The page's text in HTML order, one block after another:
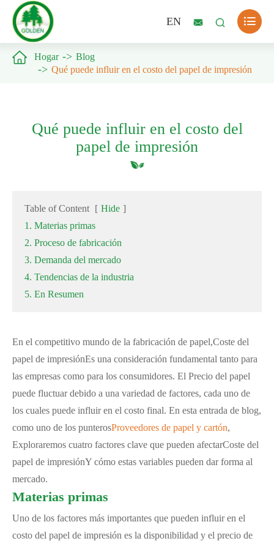
EN   
 Hogar
Blog
Qué puede influir en el costo del papel de impresión
Qué puede influir en el costo del
papel de impresión
Table of Content [ Hide ]
1. Materias primas
2. Proceso de fabricación
3. Demanda del mercado
4. Tendencias de la industria
5. En Resumen
En el competitivo mundo de la fabricación de papel,Coste del
papel de impresiónEs una consideración fundamental tanto para
las empresas como para los consumidores. El Precio del papel
puede fluctuar debido a una variedad de factores, cada uno de
los cuales puede influir en el costo final. En esta entrada de blog,
como uno de los punterosProveedores de papel y cartón,
Exploraremos cuatro factores clave que pueden afectarCoste del
papel de impresiónY cómo estas variables pueden dar forma al
mercado.
Materias primas
Uno de los factores más importantes que pueden influir en el
costo del papel de impresión es la disponibilidad y el precio de